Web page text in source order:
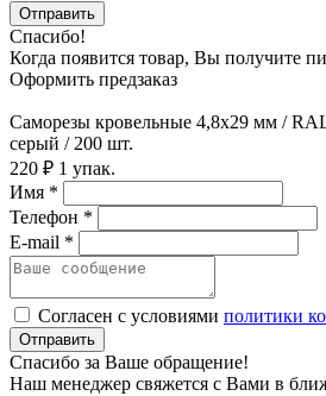
Отправить
Спасибо!
Когда появится товар, Вы получите
Оформить предзаказ
Саморезы кровельные 4,8х29 мм /
серый / 200 шт.
220 ₽ 1 упак.
Имя *
Телефон *
E-mail *
Согласен с условиями политики
Отправить
Спасибо за Ваше обращение!
Наш менеджер свяжется с Вами в